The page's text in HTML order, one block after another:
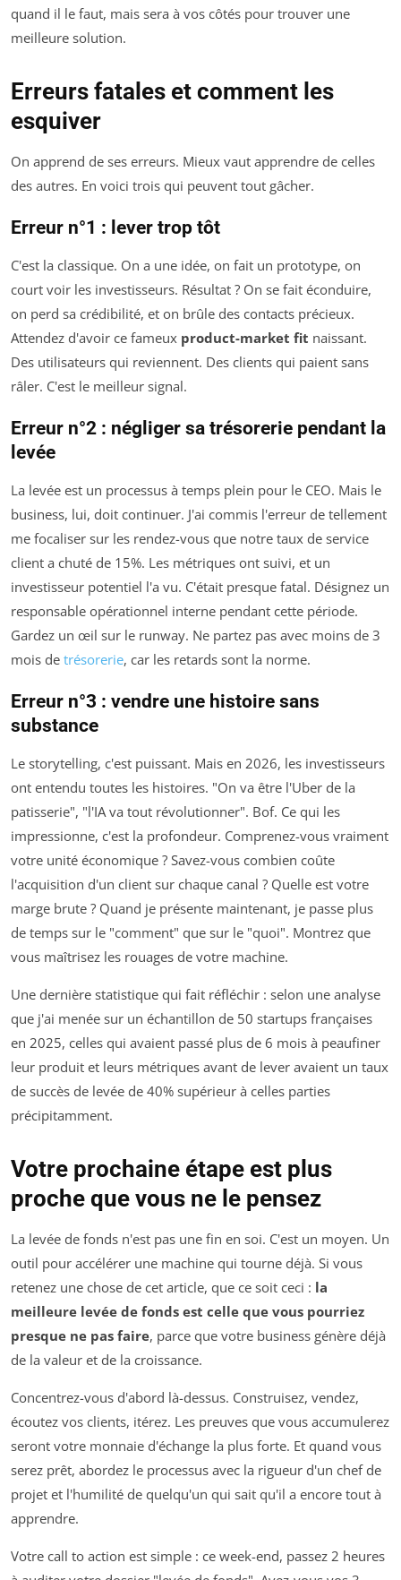
quand il le faut, mais sera à vos côtés pour trouver une
meilleure solution.
Erreurs fatales et comment les
esquiver
On apprend de ses erreurs. Mieux vaut apprendre de celles
des autres. En voici trois qui peuvent tout gâcher.
Erreur n°1 : lever trop tôt
C'est la classique. On a une idée, on fait un prototype, on
court voir les investisseurs. Résultat ? On se fait éconduire,
on perd sa crédibilité, et on brûle des contacts précieux.
Attendez d'avoir ce fameux product-market fit naissant.
Des utilisateurs qui reviennent. Des clients qui paient sans
râler. C'est le meilleur signal.
Erreur n°2 : négliger sa trésorerie pendant la
levée
La levée est un processus à temps plein pour le CEO. Mais le
business, lui, doit continuer. J'ai commis l'erreur de tellement
me focaliser sur les rendez-vous que notre taux de service
client a chuté de 15%. Les métriques ont suivi, et un
investisseur potentiel l'a vu. C'était presque fatal. Désignez un
responsable opérationnel interne pendant cette période.
Gardez un œil sur le runway. Ne partez pas avec moins de 3
mois de trésorerie, car les retards sont la norme.
Erreur n°3 : vendre une histoire sans
substance
Le storytelling, c'est puissant. Mais en 2026, les investisseurs
ont entendu toutes les histoires. "On va être l'Uber de la
patisserie", "l'IA va tout révolutionner". Bof. Ce qui les
impressionne, c'est la profondeur. Comprenez-vous vraiment
votre unité économique ? Savez-vous combien coûte
l'acquisition d'un client sur chaque canal ? Quelle est votre
marge brute ? Quand je présente maintenant, je passe plus
de temps sur le "comment" que sur le "quoi". Montrez que
vous maîtrisez les rouages de votre machine.
Une dernière statistique qui fait réfléchir : selon une analyse
que j'ai menée sur un échantillon de 50 startups françaises
en 2025, celles qui avaient passé plus de 6 mois à peaufiner
leur produit et leurs métriques avant de lever avaient un taux
de succès de levée de 40% supérieur à celles parties
précipitamment.
Votre prochaine étape est plus
proche que vous ne le pensez
La levée de fonds n'est pas une fin en soi. C'est un moyen. Un
outil pour accélérer une machine qui tourne déjà. Si vous
retenez une chose de cet article, que ce soit ceci : la
meilleure levée de fonds est celle que vous pourriez
presque ne pas faire, parce que votre business génère déjà
de la valeur et de la croissance.
Concentrez-vous d'abord là-dessus. Construisez, vendez,
écoutez vos clients, itérez. Les preuves que vous accumulerez
seront votre monnaie d'échange la plus forte. Et quand vous
serez prêt, abordez le processus avec la rigueur d'un chef de
projet et l'humilité de quelqu'un qui sait qu'il a encore tout à
apprendre.
Votre call to action est simple : ce week-end, passez 2 heures